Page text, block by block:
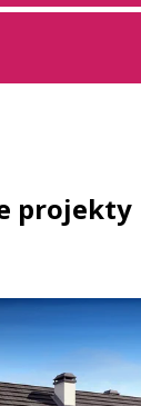
projekty